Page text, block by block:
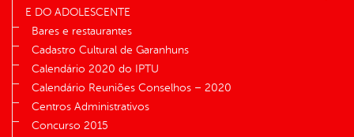
E DO ADOLESCENTE
Bares e restaurantes
Cadastro Cultural de Garanhuns
Calendário 2020 do IPTU
Calendário Reuniões Conselhos – 2020
Centros Administrativos
Concurso 2015